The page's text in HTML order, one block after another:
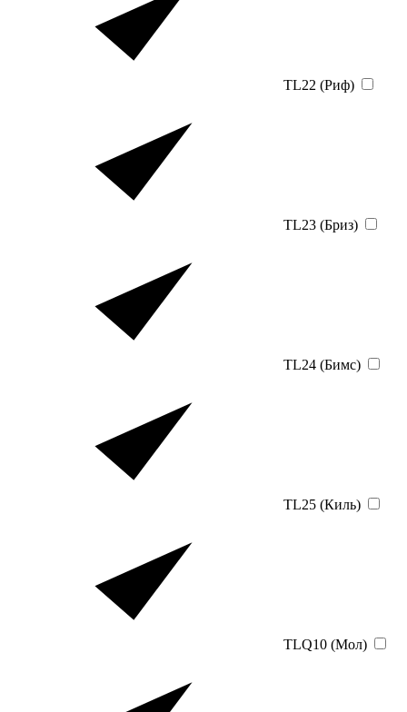
TL22 (Риф)
TL23 (Бриз)
TL24 (Бимс)
TL25 (Киль)
TLQ10 (Мол)